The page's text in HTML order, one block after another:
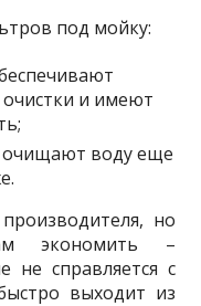
под мойку:
и имеют
очищают воду еще
но
экономить –
не справляется с
выходит из